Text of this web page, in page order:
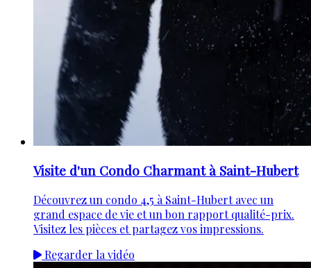
Visite d'un Condo Charmant à Saint-Hubert
Découvrez un condo 4,5 à Saint-Hubert avec un
grand espace de vie et un bon rapport qualité-prix.
Visitez les pièces et partagez vos impressions.
Regarder la vidéo